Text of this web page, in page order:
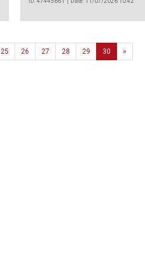
25 26 27 28 29 30 »Next